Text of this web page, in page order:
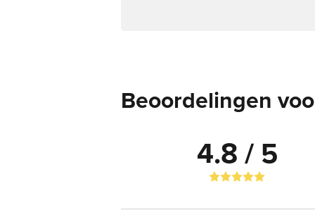
Beoordelingen
4.8 / 5